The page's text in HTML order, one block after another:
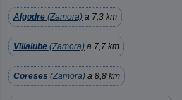
Algodre (Zamora) a 7,3 km
Villalube (Zamora) a 7,7 km
Coreses (Zamora) a 8,8 km